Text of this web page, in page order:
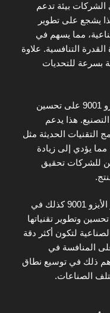
الأيزو 9001، تنشئ الشركات بيئة تدعم
يشجع على تطوير
مما يسهم في
التنافسية. علاوة
بسرعة للتحديات
تركز الأيزو 9001 على تحسين
هذا يدعم
التقنيات الحديثة مثل
يؤدي إلى زيادة
للشركات تحقيق
تسهم معايير الأيزو 9001 كذلك في
وتطوير تقنياتها
لتكون أكثر دقة
المنافسة في
ذلك في توسيع نطاق
الصناعات.